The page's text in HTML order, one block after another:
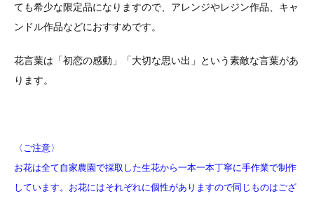
ても希少な限定品になりますので、アレンジやレジン作品、キャ
ンドル作品などにおすすめです。
花言葉は「初恋の感動」「大切な思い出」という素敵な言葉があ
ります。
〈ご注意〉
お花は全て自家農園で採取した生花から一本一本丁寧に手作業で制作
しています。 お花にはそれぞれに個性がありますので同じものはござ